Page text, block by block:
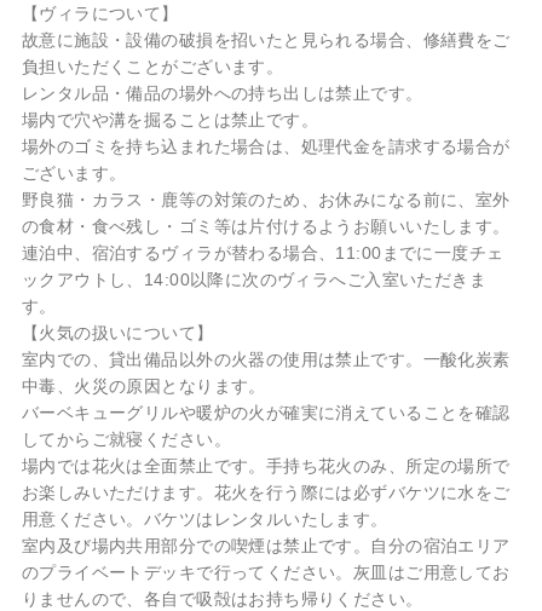
【ヴィラについて】
故意に施設・設備の破損を招いたと見られる場合、修繕費をご
負担いただくことがございます。
レンタル品・備品の場外への持ち出しは禁止です。
場内で穴や溝を掘ることは禁止です。
場外のゴミを持ち込まれた場合は、処理代金を請求する場合が
ございます。
野良猫・カラス・鹿等の対策のため、お休みになる前に、室外
の食材・食べ残し・ゴミ等は片付けるようお願いいたします。
連泊中、宿泊するヴィラが替わる場合、11:00までに一度チェ
ックアウトし、14:00以降に次のヴィラへご入室いただきま
す。
【火気の扱いについて】
室内での、貸出備品以外の火器の使用は禁止です。一酸化炭素
中毒、火災の原因となります。
バーベキューグリルや暖炉の火が確実に消えていることを確認
してからご就寝ください。
場内では花火は全面禁止です。手持ち花火のみ、所定の場所で
お楽しみいただけます。花火を行う際には必ずバケツに水をご
用意ください。バケツはレンタルいたします。
室内及び場内共用部分での喫煙は禁止です。自分の宿泊エリア
のプライベートデッキで行ってください。灰皿はご用意してお
りませんので、各自で吸殻はお持ち帰りください。